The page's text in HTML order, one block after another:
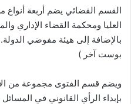
القسم القضائي يضم أربعة أنواع
العليا ومحكمة القضاء الإداري
بالإضافة إلى هيئة مفوضي
بوست آخر )
ويضم قسم الفتوى مجموعة من
بإبداء الرأي القانوني في